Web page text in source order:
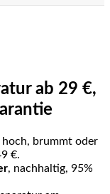
ab 29 €,
brummt oder
€.
, nachhaltig, 95%